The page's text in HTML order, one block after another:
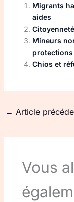
Migrants
aides
Mineurs
protections
Chios et
← Article
Vous